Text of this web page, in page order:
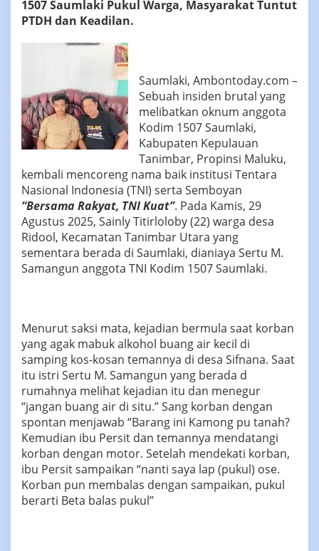
dan
1507 Saumlaki Pukul Warga, Masyarakat Tuntut
PTDH dan Keadilan.
Saumlaki, Ambontoday.com –
Sebuah insiden brutal yang
melibatkan oknum anggota
Kodim 1507 Saumlaki,
Kabupaten Kepulauan
Tanimbar, Propinsi Maluku,
kembali mencoreng nama baik institusi Tentara
Nasional Indonesia (TNI) serta Semboyan
“Bersama Rakyat, TNI Kuat”. Pada Kamis, 29
Agustus 2025, Sainly Titirloloby (22) warga desa
Ridool, Kecamatan Tanimbar Utara yang
sementara berada di Saumlaki, dianiaya Sertu M.
Samangun anggota TNI Kodim 1507 Saumlaki.
Menurut saksi mata, kejadian bermula saat korban
yang agak mabuk alkohol buang air kecil di
samping kos-kosan temannya di desa Sifnana. Saat
itu istri Sertu M. Samangun yang berada d
rumahnya melihat kejadian itu dan menegur
“jangan buang air di situ.” Sang korban dengan
spontan menjawab “Barang ini Kamong pu tanah?
Kemudian ibu Persit dan temannya mendatangi
korban dengan motor. Setelah mendekati korban,
ibu Persit sampaikan “nanti saya lap (pukul) ose.
Korban pun membalas dengan sampaikan, pukul
berarti Beta balas pukul”